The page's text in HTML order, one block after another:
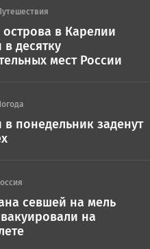
в Карелии
десятку
мест России
понедельник заденут
севшей на мель
на